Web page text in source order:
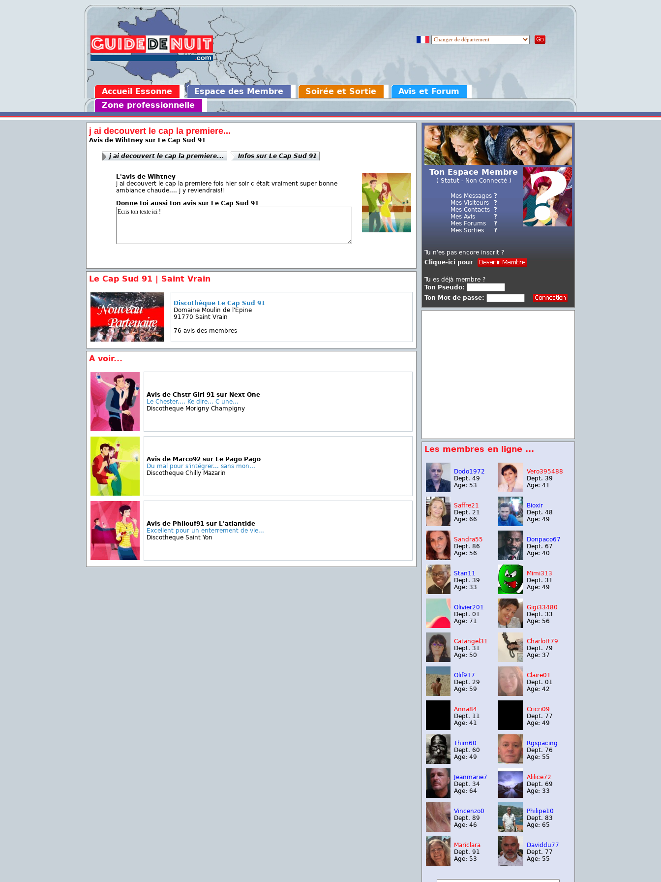
Accueil Essonne Espace des Membre Soirée et Sortie
Avis et Forum
Zone professionnelle
j ai decouvert le cap la premiere...
Avis de Wihtney sur Le Cap Sud 91
j ai decouvert le cap la premiere... Infos sur Le Cap Sud 91
L'avis de Wihtney
j ai decouvert le cap la premiere fois hier soir c était vraiment super bonne
ambiance chaude.... j y reviendrais!!
Donne toi aussi ton avis sur Le Cap Sud 91
Le Cap Sud 91 | Saint Vrain
Discothèque Le Cap Sud 91
Domaine Moulin de l'Epine
91770 Saint Vrain
76 avis des membres
A voir...
Avis de Chstr Girl 91 sur Next One
Le Chester.... Ke dire... C une...
Discotheque Morigny Champigny
Avis de Marco92 sur Le Pago Pago
Du mal pour s'intégrer... sans mon...
Discotheque Chilly Mazarin
Avis de Philouf91 sur L'atlantide
Excellent pour un enterrement de vie...
Discotheque Saint Yon
Ton Espace Membre
( Statut - Non Connecté )
Mes Messages
Mes Visiteurs
Mes Contacts
Mes Avis
Mes Forums
Mes Sorties
?
?
?
?
?
?
Tu n'es pas encore inscrit ?
Clique-ici pour
Tu es déjà membre ?
Ton Pseudo:
Ton Mot de passe:
Les membres en ligne ...
Dodo1972
Dept. 49
Age: 53
Vero395488
Dept. 39
Age: 41
Saffre21
Dept. 21
Age: 66
Bioxir
Dept. 48
Age: 49
Sandra55
Dept. 86
Age: 56
Donpaco67
Dept. 67
Age: 40
Stan11
Dept. 39
Age: 33
Mimi313
Dept. 31
Age: 49
Olivier201
Dept. 01
Age: 71
Gigi33480
Dept. 33
Age: 56
Catangel31
Dept. 31
Age: 50
Charlott79
Dept. 79
Age: 37
Olif917
Dept. 29
Age: 59
Claire01
Dept. 01
Age: 42
Anna84
Dept. 11
Age: 41
Cricri09
Dept. 77
Age: 49
Thim60
Dept. 60
Age: 49
Rgspacing
Dept. 76
Age: 55
Jeanmarie7
Dept. 34
Age: 64
Alilice72
Dept. 69
Age: 33
Vincenzo0
Dept. 89
Age: 46
Philipe10
Dept. 83
Age: 65
Mariclara
Dept. 91
Age: 53
Daviddu77
Dept. 77
Age: 55